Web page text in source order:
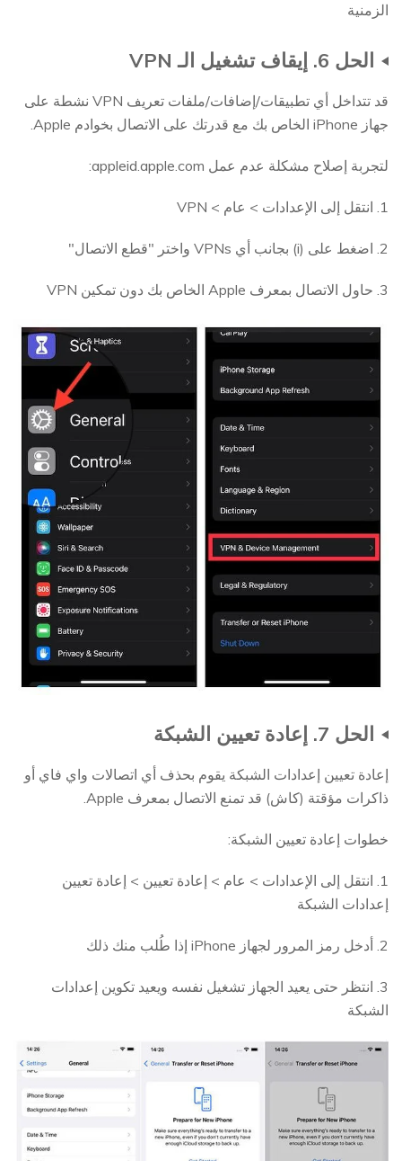
الزمنية
الحل 6. إيقاف تشغيل الـ VPN
قد تتداخل أي تطبيقات/إضافات/ملفات تعريف VPN نشطة على
جهاز iPhone الخاص بك مع قدرتك على الاتصال بخوادم Apple.
لتجربة إصلاح مشكلة عدم عمل appleid.apple.com:
1. انتقل إلى الإعدادات > عام > VPN
2. اضغط على (i) بجانب أي VPNs واختر "قطع الاتصال"
3. حاول الاتصال بمعرف Apple الخاص بك دون تمكين VPN
الحل 7. إعادة تعيين الشبكة
إعادة تعيين إعدادات الشبكة يقوم بحذف أي اتصالات واي فاي أو
ذاكرات مؤقتة (كاش) قد تمنع الاتصال بمعرف Apple.
خطوات إعادة تعيين الشبكة:
1. انتقل إلى الإعدادات > عام > إعادة تعيين > إعادة تعيين
إعدادات الشبكة
2. أدخل رمز المرور لجهاز iPhone إذا طُلب منك ذلك
3. انتظر حتى يعيد الجهاز تشغيل نفسه ويعيد تكوين إعدادات
الشبكة